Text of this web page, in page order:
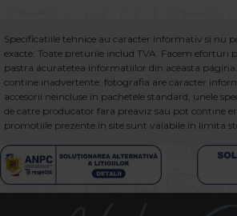
Specificatiile tehnice au caracter informativ si nu
exacte. Toate preturile includ TVA. Facem eforturi
pastra acuratetea informatiilor din aceasta
contine inadvertente: fotografia are caracter
accesorii neincluse in pachetele standard, unele
de catre producator fara preaviz sau pot contine
promotiile prezente in site sunt valabile in limita